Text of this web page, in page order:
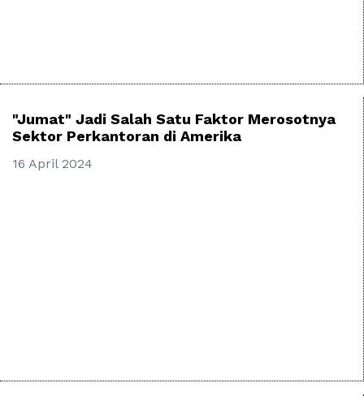
"Jumat" Jadi Salah Satu Faktor Merosotnya
Sektor Perkantoran di Amerika
16 April 2024